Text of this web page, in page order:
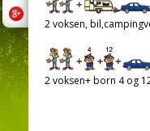
2 voksen,
2 voksen+ born 4 og